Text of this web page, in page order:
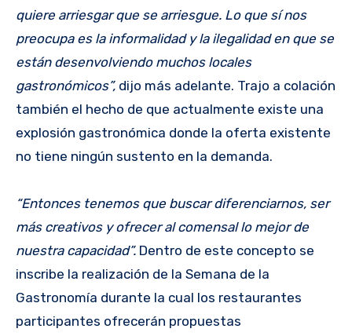
quiere arriesgar que se arriesgue. Lo que sí nos
preocupa es la informalidad y la ilegalidad en que se
están desenvolviendo muchos locales
gastronómicos”, dijo más adelante. Trajo a colación
también el hecho de que actualmente existe una
explosión gastronómica donde la oferta existente
no tiene ningún sustento en la demanda.
“Entonces tenemos que buscar diferenciarnos, ser
más creativos y ofrecer al comensal lo mejor de
nuestra capacidad”. Dentro de este concepto se
inscribe la realización de la Semana de la
Gastronomía durante la cual los restaurantes
participantes ofrecerán propuestas